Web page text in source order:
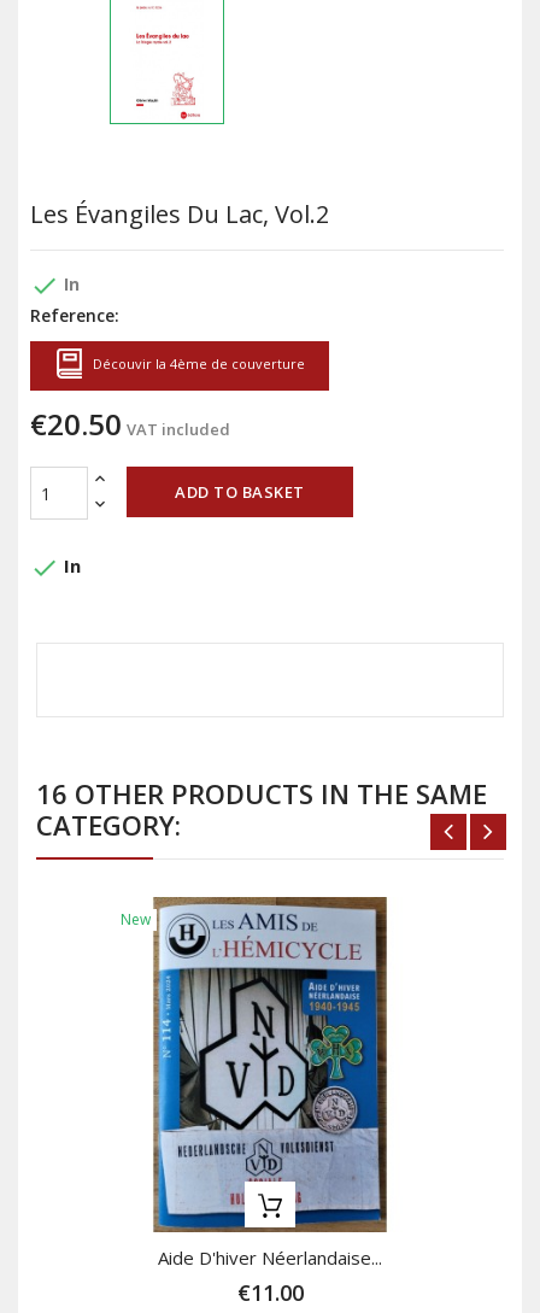
Les Évangiles Du Lac, Vol.2
done In
Reference:
Découvir la 4ème de couverture
€20.50 VAT included
ADD TO BASKET
done In
16 OTHER PRODUCTS IN THE SAME
CATEGORY:
New
Aide D'hiver Néerlandaise...
€11.00